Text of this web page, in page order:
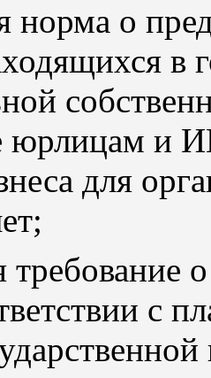
норма о
в
юрлицам и
для
требование
с